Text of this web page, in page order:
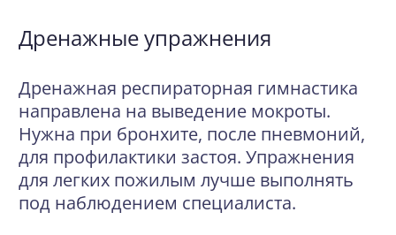
Дренажные упражнения
Дренажная респираторная гимнастика
направлена на выведение мокроты.
Нужна при бронхите, после пневмоний,
для профилактики застоя. Упражнения
для легких пожилым лучше выполнять
под наблюдением специалиста.